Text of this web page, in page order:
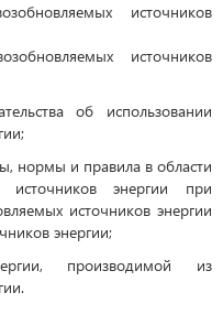
источников
источников
об использовании
нормы и правила в области
источников энергии при
источников энергии
энергии;
производимой из